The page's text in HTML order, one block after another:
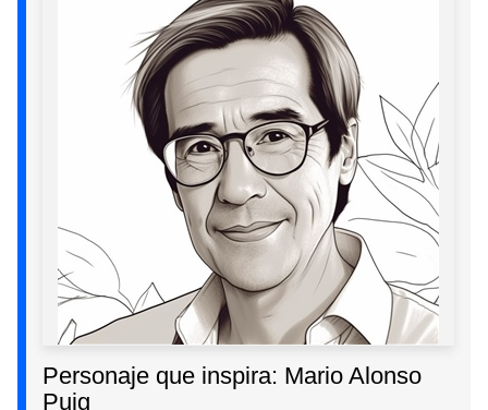
Personaje que inspira: Mario Alonso
Puig